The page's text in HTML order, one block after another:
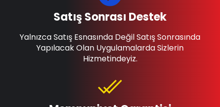
Satış Sonrası Destek
Yalnızca Satış Esnasında Değil Satış Sonrasında
Yapılacak Olan Uygulamalarda Sizlerin
Hizmetindeyiz.